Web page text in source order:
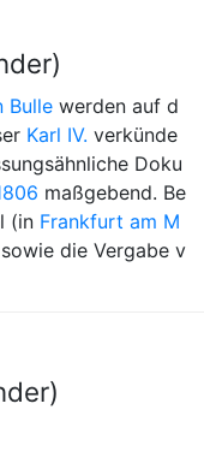
Bulle werden auf d
Karl IV. verkünde
Doku
maßgebend. Be
(in Frankfurt am M
die Vergabe v